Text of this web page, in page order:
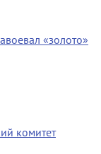
«золото»
комитет